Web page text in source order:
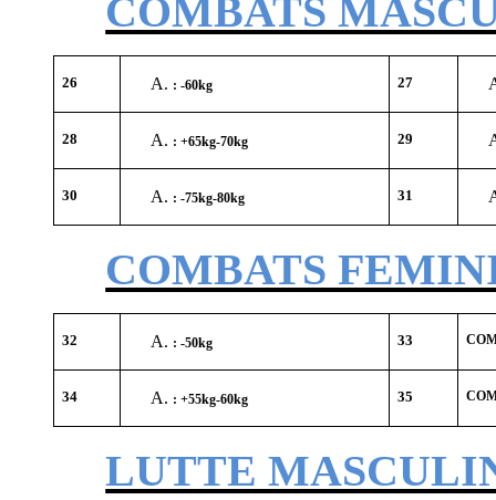
COMBATS
26 : -60kg 27
28 : +65kg-70kg 29
30 : -75kg-80kg 31
COMBATS
32 : -50kg 33
34 : +55kg-60kg 35
LUTTE